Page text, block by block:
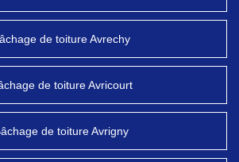
de toiture Avrechy
de toiture Avricourt
de toiture Avrigny